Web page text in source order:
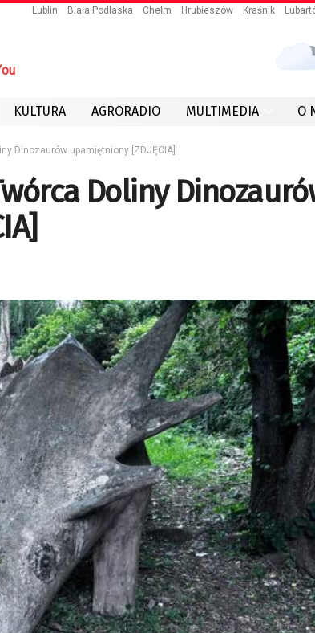
Lublin Biała Podlaska Chełm Hrubieszów Kraśnik
KULTURA AGRORADIO MULTIMEDIA O
Dinozaurów upamiętniony [ZDJĘCIA]
Doliny